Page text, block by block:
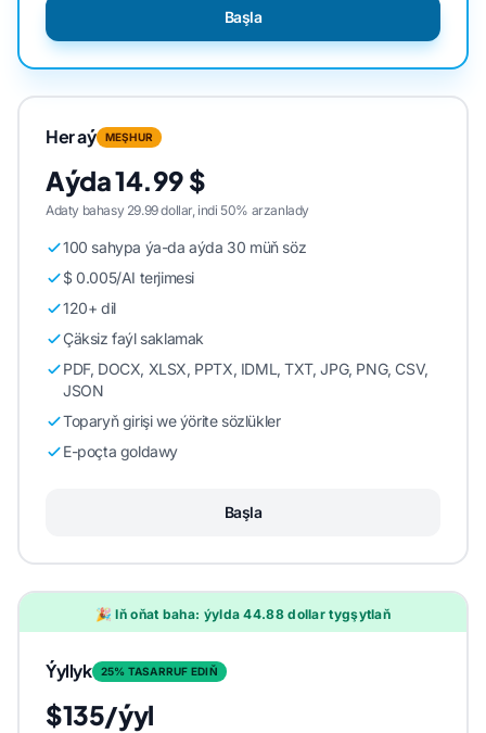
Başla
Her aý MEŞHUR
Aýda 14.99 $
Adaty bahasy 29.99 dollar, indi 50% arzanlady
100 sahypa ýa-da aýda 30 müň söz
$ 0.005/AI terjimesi
120+ dil
Çäksiz faýl saklamak
PDF, DOCX, XLSX, PPTX, IDML, TXT, JPG, PNG, CSV,
JSON
Toparyň girişi we ýörite sözlükler
E-poçta goldawy
Başla
🎉 Iň oňat baha: ýylda 44.88 dollar tygşytlaň
Ýyllyk 25% TASARRUF EDIŇ
$135/ýyl